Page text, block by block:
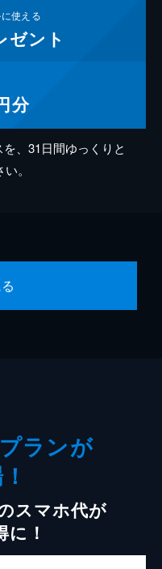
使える
ゼント
分
、31日間ゆっくりと
。
ランが
スマホ代が
！